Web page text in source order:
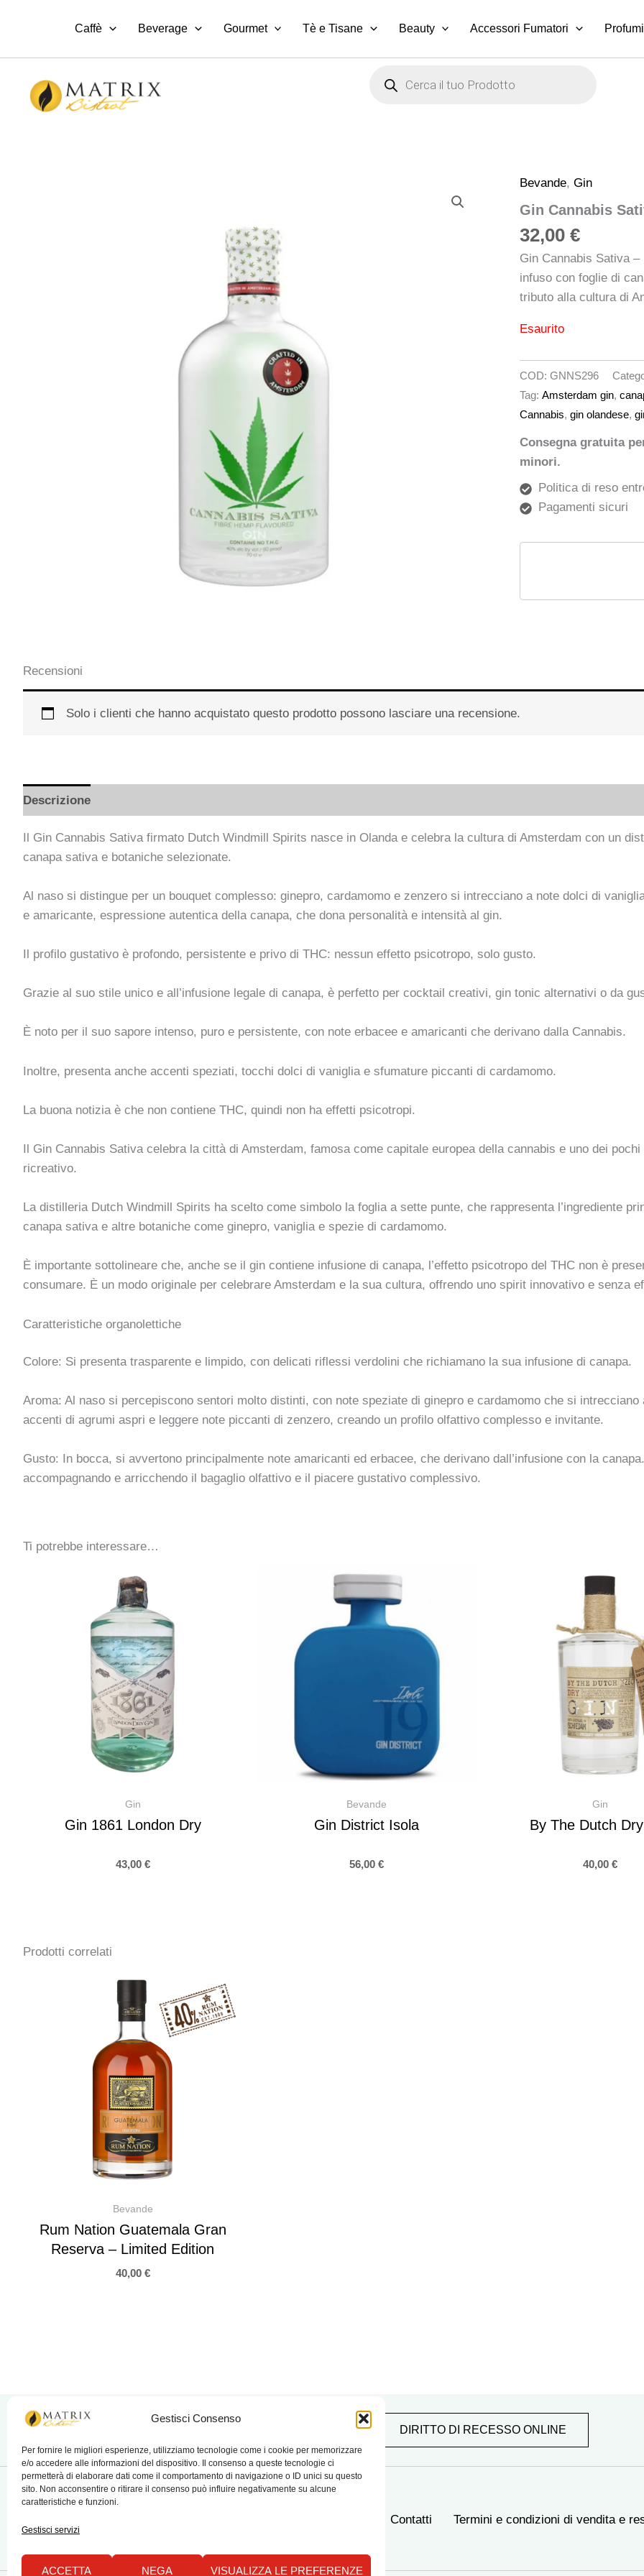
Gestisci Consenso
Per fornire le migliori esperienze, utilizziamo tecnologie come i cookie per memorizzare
e/o accedere alle informazioni del dispositivo. Il consenso a queste tecnologie ci
permetterà di elaborare dati come il comportamento di navigazione o ID unici su questo
sito. Non acconsentire o ritirare il consenso può influire negativamente su alcune
caratteristiche e funzioni.
Gestisci servizi
ACCETTA NEGA VISUALIZZA LE PREFERENZE
Caffè Beverage Gourmet Tè e Tisane Beauty Accessori Fumatori
search
Bevande,Gin
Gin Cannabis
32,00€
Gin Cannabis Sativa
infuso con foglie di
tributo alla cultura di
Esaurito
COD:GNNS296
Tag:Amsterdam gin,
Cannabis,gin olandese,
Consegna gratuita
minori.
Politica di reso
Pagamenti sicuri
Recensioni
Solo i clienti che hanno acquistato questo prodotto possono lasciare una recensione.
Descrizione
Il Gin Cannabis Sativa firmato Dutch Windmill Spirits nasce in Olanda e celebra la cultura di Amsterdam con un
canapa sativa e botaniche selezionate.
Al naso si distingue per un bouquet complesso: ginepro, cardamomo e zenzero si intrecciano a note dolci di
e amaricante, espressione autentica della canapa, che dona personalità e intensità al gin.
Il profilo gustativo è profondo, persistente e privo di THC: nessun effetto psicotropo, solo gusto.
Grazie al suo stile unico e all’infusione legale di canapa, è perfetto per cocktail creativi, gin tonic alternativi o da
È noto per il suo sapore intenso, puro e persistente, con note erbacee e amaricanti che derivano dalla Cannabis.
Inoltre, presenta anche accenti speziati, tocchi dolci di vaniglia e sfumature piccanti di cardamomo.
La buona notizia è che non contiene THC, quindi non ha effetti psicotropi.
Il Gin Cannabis Sativa celebra la città di Amsterdam, famosa come capitale europea della cannabis e uno dei
ricreativo.
La distilleria Dutch Windmill Spirits ha scelto come simbolo la foglia a sette punte, che rappresenta l’ingrediente
canapa sativa e altre botaniche come ginepro, vaniglia e spezie di cardamomo.
È importante sottolineare che, anche se il gin contiene infusione di canapa, l’effetto psicotropo del THC non è
consumare. È un modo originale per celebrare Amsterdam e la sua cultura, offrendo uno spirit innovativo e senza
Caratteristiche organolettiche
Colore: Si presenta trasparente e limpido, con delicati riflessi verdolini che richiamano la sua infusione di canapa.
Aroma: Al naso si percepiscono sentori molto distinti, con note speziate di ginepro e cardamomo che si
accenti di agrumi aspri e leggere note piccanti di zenzero, creando un profilo olfattivo complesso e invitante.
Gusto: In bocca, si avvertono principalmente note amaricanti ed erbacee, che derivano dall’infusione con la
accompagnando e arricchendo il bagaglio olfattivo e il piacere gustativo complessivo.
Ti potrebbe interessare…
Gin
Gin 1861 London Dry
43,00 €
Bevande
Gin District Isola
56,00 €
Gin
By The Dutch
40,00 €
Prodotti correlati
Bevande
Rum Nation Guatemala Gran
Reserva – Limited Edition
40,00 €
DIRITTO DI RECESSO ONLINE
Contatti Termini e condizioni di vendita e